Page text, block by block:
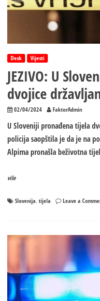
Desk Vijesti
JEZIVO: U
dvojice
02/04/2024 FaktorAdmin
U Sloveniji pronađena tijela
policija saopštila je da je na
Alpima pronašla beživotna
više
Slovenija tijela Leave a